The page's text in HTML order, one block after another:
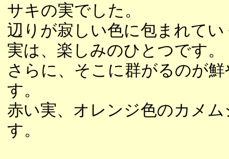
サキの実でした。
辺りが寂しい色に包まれて
実は、楽しみのひとつです。
さらに、そこに群がるのが
す。
赤い実、オレンジ色のカメ
す。